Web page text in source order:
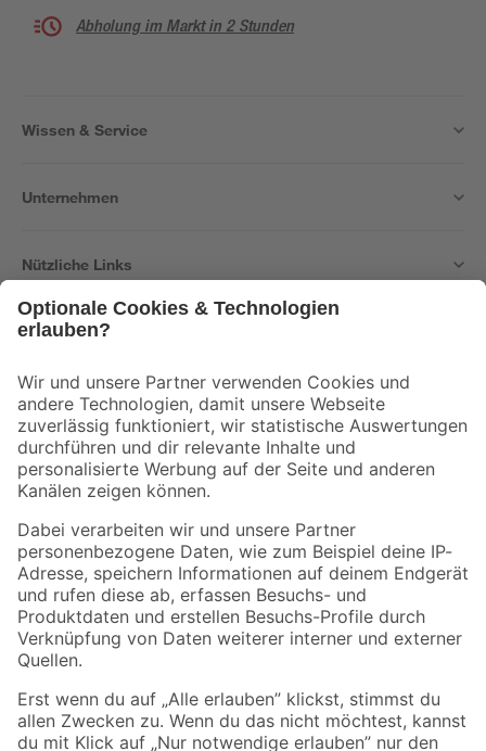
Abholung im Markt in 2 Stunden
Wissen & Service
Unternehmen
Nützliche Links
Der toom Newsletter: Keine Angebote und Aktionen mehr verpassen!
Zur Newsletter Anmeldung
Folge uns
Zahlungsarten Versandarten
Sicher einkaufen